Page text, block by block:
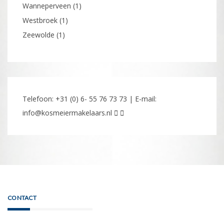
Wanneperveen (1)
Westbroek (1)
Zeewolde (1)
Telefoon: +31 (0) 6- 55 76 73 73 | E-mail:
info@kosmeiermakelaars.nl
CONTACT